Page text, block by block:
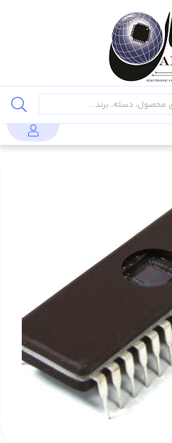
پردازنده ها و
میکروکنترلر
IS27HC010-
70CW